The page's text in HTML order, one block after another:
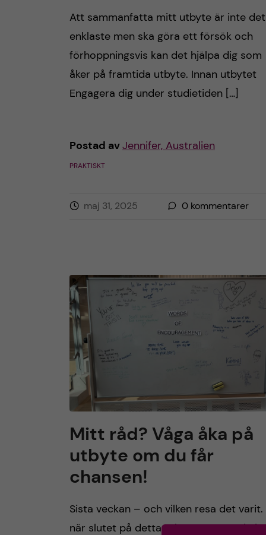
Att sammanfatta mitt utbyte är inte det
enklaste men ska göra ett försök och
förhoppningsvis kan det hjälpa dig som
åker på framtida utbyte. Innan utbytet
Engagera dig under studietiden […]
Postad avJennifer, Australien
PRAKTISKT
maj 31, 2025 0 kommentarer
Mitt råd? Våga åka på
utbyte om du får
chansen!
Sista veckan – och vilken resa det varit.
när slutet på detta utbyte närmar sig